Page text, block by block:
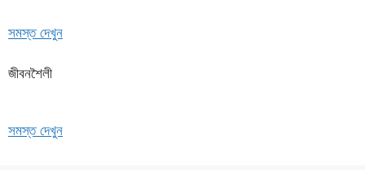
সমস্ত দেখুন
জীবনশৈলী
সমস্ত দেখুন